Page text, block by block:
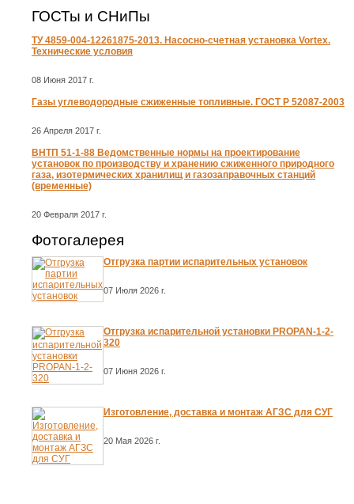
ГОСТы и СНиПы
ТУ 4859-004-12261875-2013. Насосно-счетная установка Vortex.
Технические условия
08 Июня 2017 г.
Газы углеводородные сжиженные топливные. ГОСТ Р 52087-2003
26 Апреля 2017 г.
ВНТП 51-1-88 Ведомственные нормы на проектирование
установок по производству и хранению сжиженного природного
газа, изотермических хранилищ и газозаправочных станций
(временные)
20 Февраля 2017 г.
Фотогалерея
Отгрузка партии испарительных установок
07 Июля 2026 г.
Отгрузка испарительной установки PROPAN-1-2-
320
07 Июня 2026 г.
Изготовление, доставка и монтаж АГЗС для СУГ
20 Мая 2026 г.